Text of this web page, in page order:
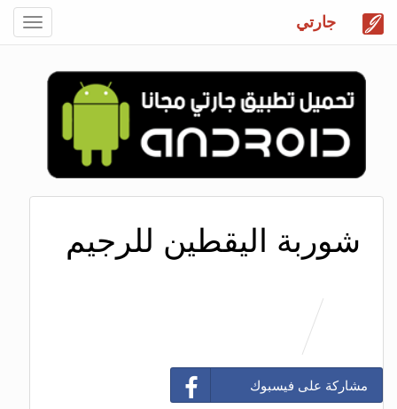
جارتي
شوربة اليقطين للرجيم
مشاركة على فيسبوك